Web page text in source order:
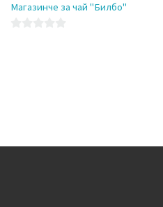
Магазинче за чай "Билбо"